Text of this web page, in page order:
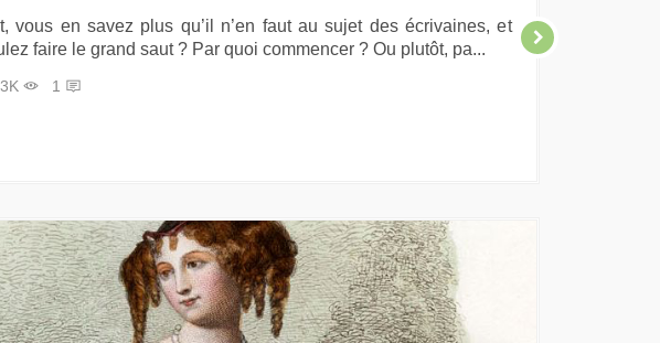
vous en savez plus qu’il n’en faut au sujet des écrivaines, et
faire le grand saut ? Par quoi commencer ? Ou plutôt, pa...
1